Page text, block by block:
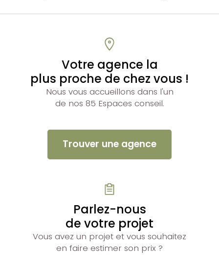
Votre agence la
plus proche de chez vous !
Nous vous accueillons dans l'un
de nos 85 Espaces conseil.
Trouver une agence
Parlez-nous
de votre projet
Vous avez un projet et vous souhaitez
en faire estimer son prix ?